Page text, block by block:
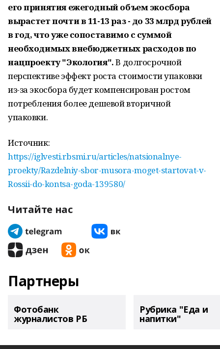
его принятия ежегодный объем экосбора
вырастет почти в 11-13 раз - до 33 млрд рублей
в год, что уже сопоставимо с суммой
необходимых внебюджетных расходов по
нацпроекту "Экология".В долгосрочной
перспективе эффект роста стоимости упаковки
из-за экосбора будет компенсирован ростом
потребления более дешевой вторичной
упаковки.
Источник:
https://iglvesti.rbsmi.ru/articles/natsionalnye-
proekty/Razdelniy-sbor-musora-moget-startovat-v-
Rossii-do-kontsa-goda-139580/
Читайте нас
Партнеры
Фотобанк
журналистов РБ
Рубрика "Еда и
напитки"